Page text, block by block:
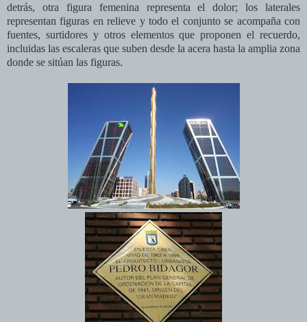
detrás, otra figura femenina representa el dolor; los laterales
representan figuras en relieve y todo el conjunto se acompaña con
fuentes, surtidores y otros elementos que proponen el recuerdo,
incluidas las escaleras que suben desde la acera hasta la amplia zona
donde se sitúan las figuras.